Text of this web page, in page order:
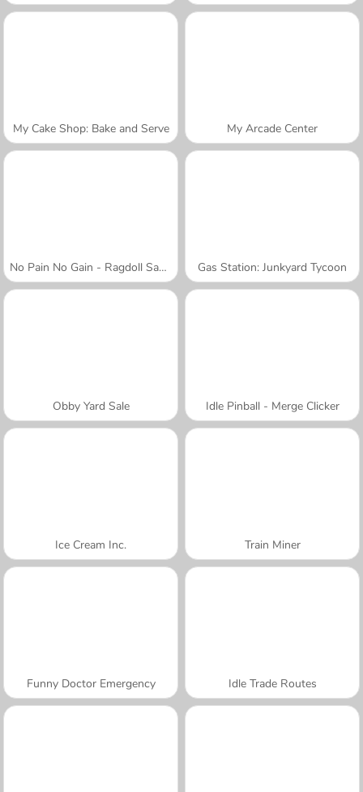
My Cake Shop: Bake and Serve My Arcade Center
No Pain No Gain - Ragdoll Sandbox Gas Station: Junkyard Tycoon
Obby Yard Sale Idle Pinball - Merge Clicker
Ice Cream Inc. Train Miner
Funny Doctor Emergency Idle Trade Routes